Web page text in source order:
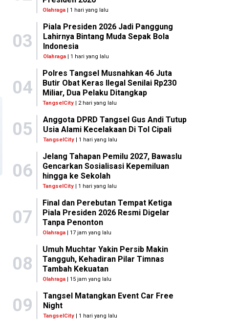
Olahraga | 1 hari yang lalu
03
Piala Presiden 2026 Jadi Panggung
Lahirnya Bintang Muda Sepak Bola
Indonesia
Olahraga| 1 hari yang lalu
04
Polres Tangsel Musnahkan 46 Juta
Butir Obat Keras Ilegal Senilai Rp230
Miliar, Dua Pelaku Ditangkap
TangselCity | 2 hari yang lalu
05
Anggota DPRD Tangsel Gus Andi Tutup
Usia Alami Kecelakaan Di Tol Cipali
TangselCity| 1 hari yang lalu
06
Jelang Tahapan Pemilu 2027, Bawaslu
Gencarkan Sosialisasi Kepemiluan
hingga ke Sekolah
TangselCity | 1 hari yang lalu
07
Final dan Perebutan Tempat Ketiga
Piala Presiden 2026 Resmi Digelar
Tanpa Penonton
Olahraga | 17 jam yang lalu
08
Umuh Muchtar Yakin Persib Makin
Tangguh, Kehadiran Pilar Timnas
Tambah Kekuatan
Olahraga | 15 jam yang lalu
09
Tangsel Matangkan Event Car Free
Night
TangselCity| 1 hari yang lalu